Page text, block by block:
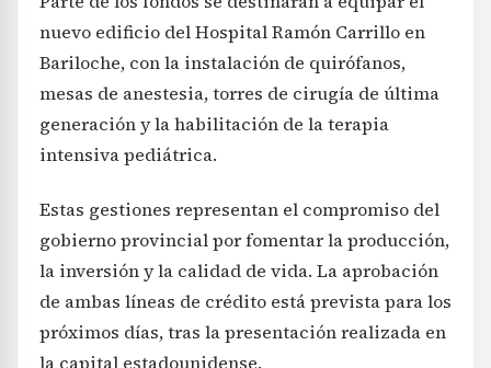
nuevo edificio del Hospital Ramón Carrillo en
Bariloche, con la instalación de quirófanos,
mesas de anestesia, torres de cirugía de última
generación y la habilitación de la terapia
intensiva pediátrica.
Estas gestiones representan el compromiso del
gobierno provincial por fomentar la producción,
la inversión y la calidad de vida. La aprobación
de ambas líneas de crédito está prevista para los
próximos días, tras la presentación realizada en
la capital estadounidense.